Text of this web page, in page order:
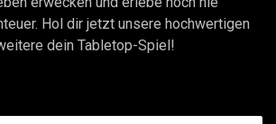
Hol dir jetzt unsere hochwertigen
dein Tabletop-Spiel!